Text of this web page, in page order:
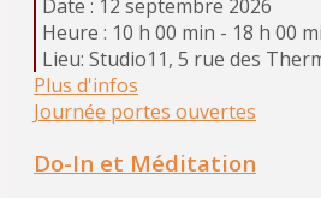
Date : 12 septembre 2026
Heure : 10 h 00 min - 18 h 00
Lieu: Studio11, 5 rue des
Plus d'infos
Journée portes ouvertes
Do-In et Méditation